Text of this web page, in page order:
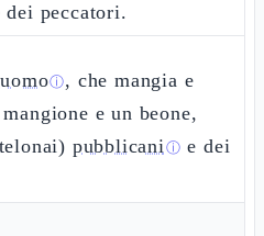
peccatori.
ⓘ, che mangia e
e un beone,
pubblicaniⓘ e dei